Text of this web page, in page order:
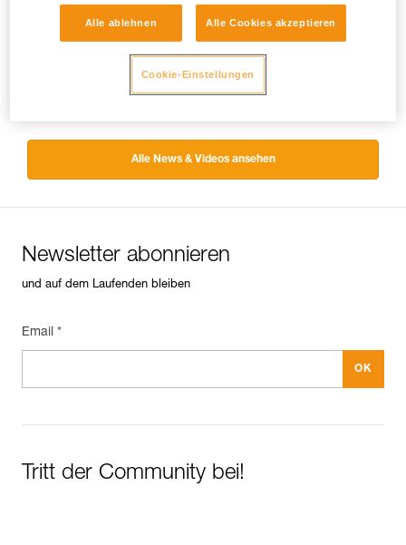
Lotus Flower - Canada
Québec Ice trip
Alle News & Videos ansehen
Newsletter abonnieren
und auf dem Laufenden bleiben
Email *
Tritt der Community bei!
Alle ablehnen Alle Cookies akzeptieren
Cookie-Einstellungen